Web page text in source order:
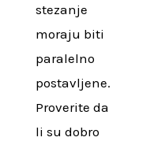
stezanje
moraju biti
paralelno
postavljene.
Proverite da
li su dobro